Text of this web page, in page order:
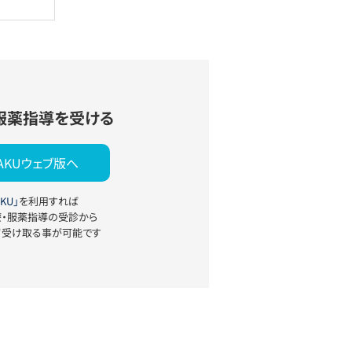
薬指導を受ける
ウェブ版へ
」を利用すれば
服薬指導の受診から
け取る事が可能です